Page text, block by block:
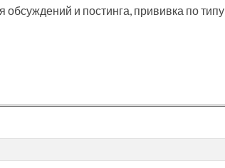
и постинга, прививка по типу